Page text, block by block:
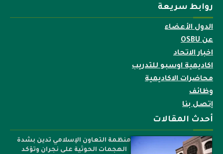
روابط سريعة
الدول الأعضاء
عن OSBU
اخبار الاتحاد
اكاديمية اوسبو للتدريب
محاضرات الاكاديمية
وظائف
إتصل بنا
أحدث المقالات
منظمة التعاون الإسلامي تدين بشدة
الهجمات الحوثية على نجران وتؤكد